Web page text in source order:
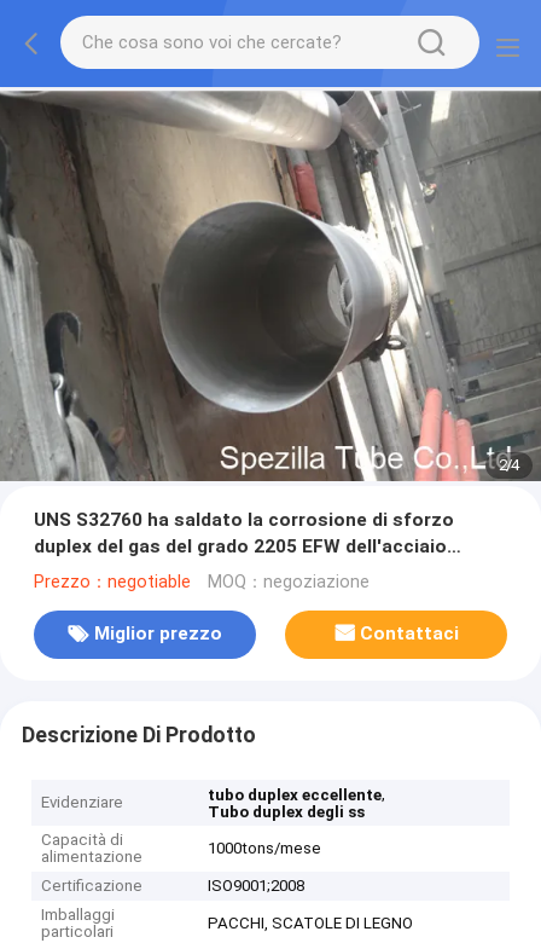
2/4
UNS S32760 ha saldato la corrosione di sforzo
duplex del gas del grado 2205 EFW dell'acciaio
inossidabile
Prezzo：negotiable MOQ：negoziazione
Miglior prezzo Contattaci
Descrizione Di Prodotto
Evidenziare tubo duplex eccellente,
Tubo duplex degli ss
Capacità di
alimentazione
1000tons/mese
Certificazione
ISO9001;2008
Imballaggi
particolari
PACCHI, SCATOLE DI LEGNO